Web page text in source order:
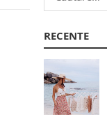
după:
RECENTE